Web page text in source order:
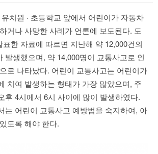
치원 · 초등학교 앞에서 어린이가 자동차
거나 사망한 사례가 언론에 보도된다. 도
한 자료에 따르면 지난해 약 12,000건의
발생했으며, 약 14,000명이 교통사고로 인
로 나타났다. 어린이 교통사고는 어린이가
치여 발생하는 형태가 가장 많았으며, 주
후 4시에서 6시 사이에 많이 발생하였다.
는 어린이 교통사고 예방법을 숙지하여, 아
도록 해야 한다.